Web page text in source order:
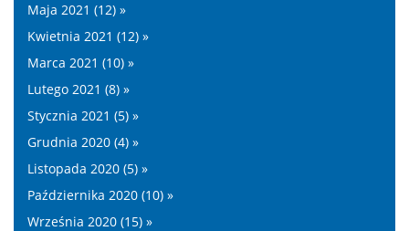
Maja 2021 (12) »
Kwietnia 2021 (12) »
Marca 2021 (10) »
Lutego 2021 (8) »
Stycznia 2021 (5) »
Grudnia 2020 (4) »
Listopada 2020 (5) »
Października 2020 (10) »
Września 2020 (15) »